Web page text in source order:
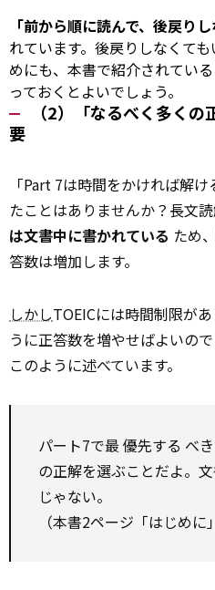
「前から順に読んで、後戻りし
れています。後戻りしなくて
めにも、本書で紹介されている
っておくとよいでしょう。
（2）「なるべく多く
要
「Part 7は時間をかければ
たことはありませんか？長文読
は文書中に書かれている ため
答数は増加します。
しかしTOEICには時間制限が
うに正答数を増やせばよいの
このように述べています。
パート7で最 優先する べ
の正解を選ぶことだよ。
じゃない。
（本書2ページ「はじめに